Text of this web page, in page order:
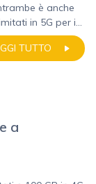
è anche
in 5G per i...
TUTTO
a